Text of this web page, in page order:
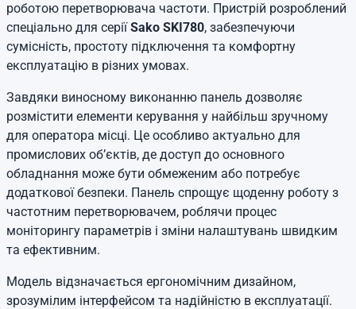
роботою перетворювача частоти. Пристрій розроблений
спеціально для серіїSako SKI780, забезпечуючи
сумісність, простоту підключення та комфортну
експлуатацію в різних умовах.
Завдяки виносному виконанню панель дозволяє
розмістити елементи керування у найбільш зручному
для оператора місці. Це особливо актуально для
промислових об’єктів, де доступ до основного
обладнання може бути обмеженим або потребує
додаткової безпеки. Панель спрощує щоденну роботу з
частотним перетворювачем, роблячи процес
моніторингу параметрів і зміни налаштувань швидким
та ефективним.
Модель відзначається ергономічним дизайном,
зрозумілим інтерфейсом та надійністю в експлуатації.